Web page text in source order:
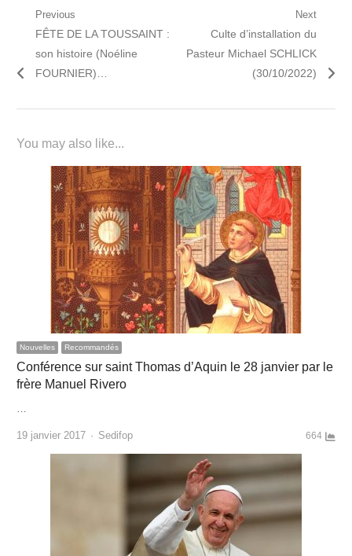
Navigation
l’article
Previous
Previous
post:
FÊTE DE LA TOUSSAINT :
son histoire (Noéline
FOURNIER)…
Next
Next
post:
Culte d’installation du
Pasteur Michael SCHLICK
(30/10/2022)
You may also like...
Nouvelles Recommandés
Conférence sur saint Thomas d’Aquin le 28 janvier par le
frère Manuel Rivero
19 janvier 2017 Author
Sedifop 664